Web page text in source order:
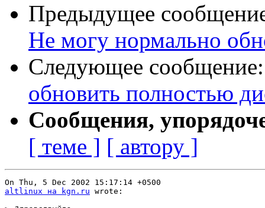
Предыдущее
Не могу нормально
Следующее
обновить полностью
Сообщения,
[ теме ] [ автору ]
altlinux на kgn.ru wrote: